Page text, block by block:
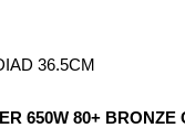
36.5CM
650W 80+ BRONZE